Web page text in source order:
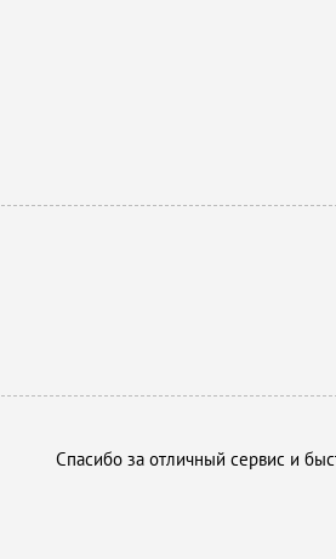
Спасибо за отличный сервис и